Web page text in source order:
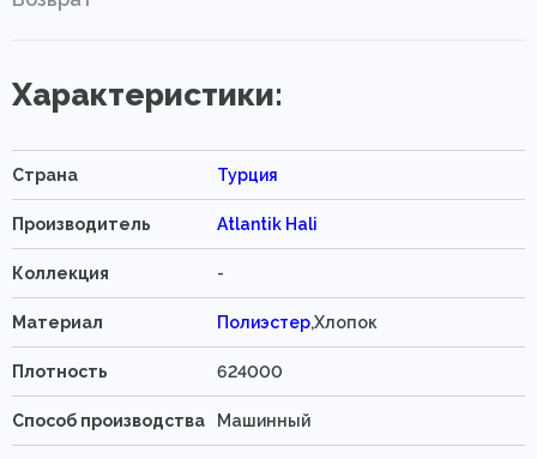
Характеристики:
Страна Турция
Производитель Atlantik Hali
Коллекция -
Материал Полиэстер,Хлопок
Плотность 624000
Способ производства Машинный